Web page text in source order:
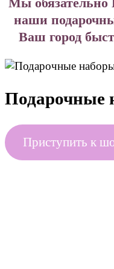
наши
Ваш город
Подарочные
Приступить к